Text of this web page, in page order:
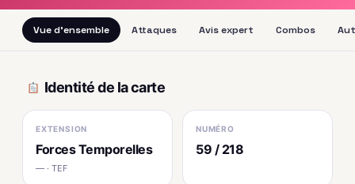
Vue d'ensemble Attaques Avis expert Combos
Identité de la carte
EXTENSION
Forces Temporelles
— · TEF
NUMÉRO
59 / 218